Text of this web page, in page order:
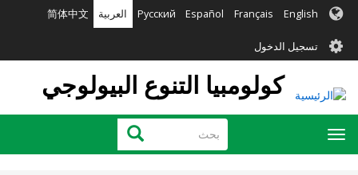
تجاوز
المحتوى
الرئيسي
English
Français
Español
Русский العربية 简体中文
User
account
menu
تسجيل الدخول
كولومبيا التنوع البيولوجي
بحث بحث
Toggle
navigation